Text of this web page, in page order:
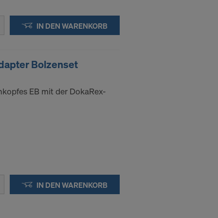
IN DEN WARENKORB
Bolzenset
EB mit der DokaRex-
IN DEN WARENKORB
auch
indem